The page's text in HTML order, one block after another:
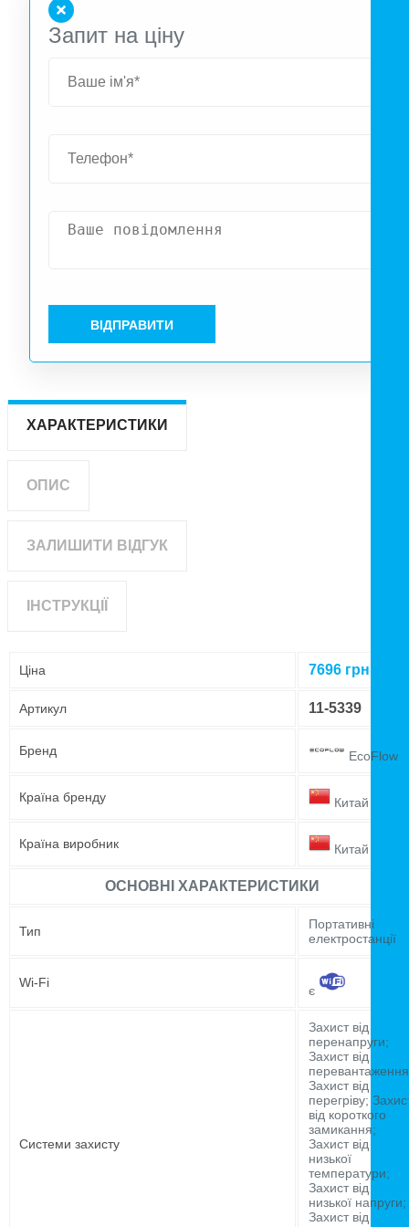
Запит на ціну
ВІДПРАВИТИ
ХАРАКТЕРИСТИКИ
ОПИС
ЗАЛИШИТИ ВІДГУК
ІНСТРУКЦІЇ
Ціна 7696 грн
Артикул 11-5339
Бренд EcoFlow
Країна бренду Китай
Країна виробник Китай
ОСНОВНІ ХАРАКТЕРИСТИКИ
Тип
Портативні
електростанції
Wi-Fi
є
Системи захисту
Захист від
перенапруги;
Захист від
Захист від
перегріву;
від короткого
замикання;
Захист від
низької
температури;
Захист від
низької напруги;
Захист від